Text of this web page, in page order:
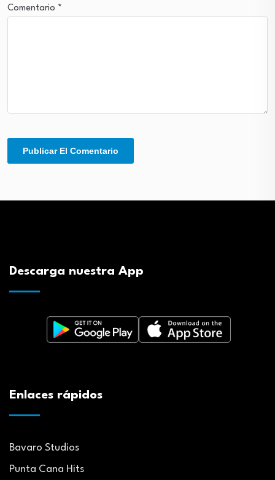
Comentario *
Descarga nuestra App
Enlaces rápidos
Bavaro Studios
Punta Cana Hits